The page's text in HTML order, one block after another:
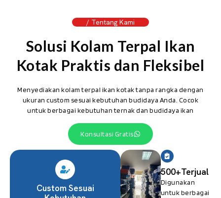
/ Tentang Kami
Solusi Kolam Terpal Ikan
Kotak Praktis dan Fleksibel
Menyediakan kolam terpal ikan kotak tanpa rangka dengan
ukuran custom sesuai kebutuhan budidaya Anda. Cocok
untuk berbagai kebutuhan ternak dan budidaya ikan
Konsultasi Gratis
Custom Sesuai
500+Terjual
Digunakan
untuk berbagai